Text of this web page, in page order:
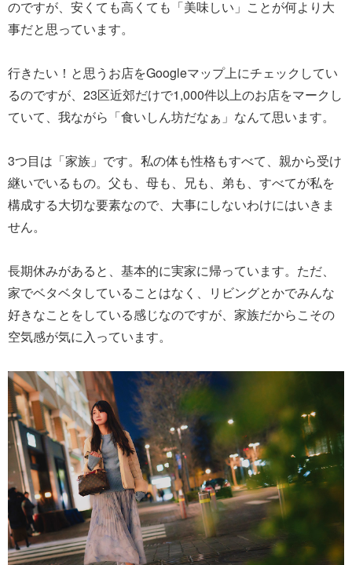
のですが、安くても高くても「美味しい」ことが何より大
事だと思っています。
行きたい！と思うお店をGoogleマップ上にチェックしてい
るのですが、23区近郊だけで1,000件以上のお店をマークし
ていて、我ながら「食いしん坊だなぁ」なんて思います。
3つ目は「家族」です。私の体も性格もすべて、親から受け
継いでいるもの。父も、母も、兄も、弟も、すべてが私を
構成する大切な要素なので、大事にしないわけにはいきま
せん。
長期休みがあると、基本的に実家に帰っています。ただ、
家でベタベタしていることはなく、リビングとかでみんな
好きなことをしている感じなのですが、家族だからこその
空気感が気に入っています。